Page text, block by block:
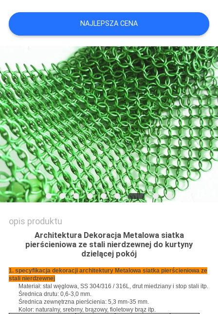
PRZYPADKI
PRIVACY
POLICY
NAJLEPSZA CENA
opis produktu
Architektura Dekoracja Metalowa siatka
pierścieniowa ze stali nierdzewnej do kurtyny
dzielącej pokój
1. specyfikacja dekoracji architektury Metalowa siatka pierścieniowa ze
stali nierdzewnej
Materiał: stal węglowa, SS 304/316 / 316L, drut miedziany i stop stali itp.
Średnica drutu: 0,6-3,0 mm.
Średnica zewnętrzna pierścienia: 5,3 mm-35 mm.
Kolor: naturalny, srebrny, brązowy, fioletowy brąz itp.